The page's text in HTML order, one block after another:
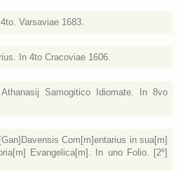
Varsaviae 1683.
In 4to Cracoviae 1606.
Samogitico Idiomate. In 8vo
Com[m]entarius in sua[m]
Evangelica[m]. In uno Folio. [2º]